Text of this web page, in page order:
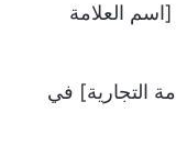
العلامة
التجارية] في